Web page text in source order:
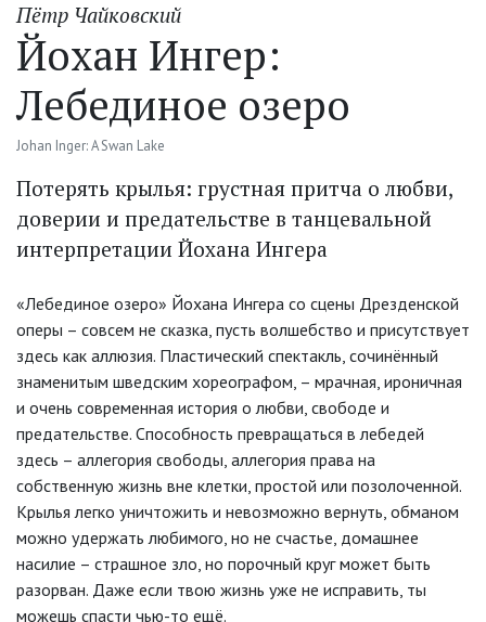
Пётр Чайковский
Йохан Ингер:
Лебединое озеро
Johan Inger: A Swan Lake
Потерять крылья: грустная притча о любви,
доверии и предательстве в танцевальной
интерпретации Йохана Ингера
«Лебединое озеро» Йохана Ингера со сцены Дрезденской
оперы – совсем не сказка, пусть волшебство и присутствует
здесь как аллюзия. Пластический спектакль, сочинённый
знаменитым шведским хореографом, – мрачная, ироничная
и очень современная история о любви, свободе и
предательстве. Способность превращаться в лебедей
здесь – аллегория свободы, аллегория права на
собственную жизнь вне клетки, простой или позолоченной.
Крылья легко уничтожить и невозможно вернуть, обманом
можно удержать любимого, но не счастье, домашнее
насилие – страшное зло, но порочный круг может быть
разорван. Даже если твою жизнь уже не исправить, ты
можешь спасти чью-то ещё.